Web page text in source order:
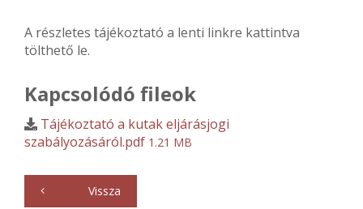
A részletes tájékoztató a lenti linkre kattintva
tölthető le.
Kapcsolódó fileok
Tájékoztató a kutak eljárásjogi
szabályozásáról.pdf 1.21 MB
Vissza